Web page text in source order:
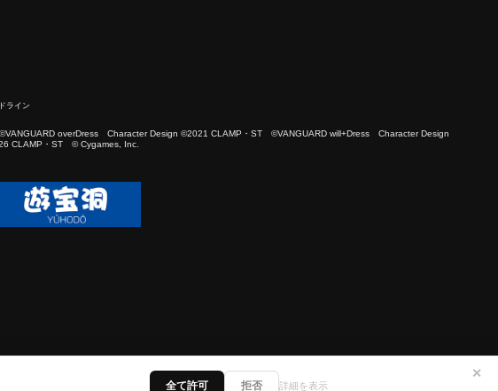
全て許可 拒否 詳細を表示
✕
ライン
overDress Character Design ©2021 CLAMP・ST ©VANGUARD will+Dress Character Design
CLAMP・ST © Cygames, Inc.